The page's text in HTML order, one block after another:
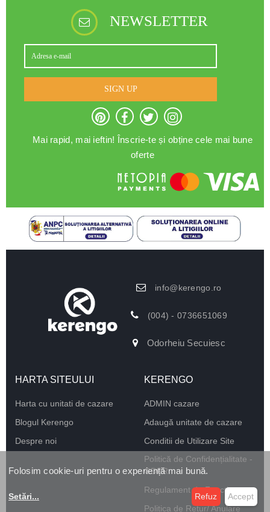
NEWSLETTER
SIGN UP
Mai rapid, mai ieftin! Înscrie-te și obține cele mai bune
oferte
info@kerengo.ro
(004) - 0736651069
Odorheiu Secuiesc
HARTA SITEULUI
Harta cu unitati de cazare
Blogul Kerengo
Despre noi
KERENGO
ADMIN cazare
Adaugă unitate de cazare
Conditii de Utilizare Site
Politică de Confidențialitate -
GDPR
Regulament de Funcționare
Politica de Retur/ Anulare
Folosim cookie-uri pentru o experiență mai bună.
Setări... Refuz Accept